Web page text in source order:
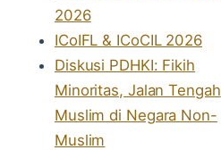
2026
ICoIFL & ICoCIL 2026
Diskusi PDHKI: Fikih
Minoritas, Jalan Tengah
Muslim di Negara Non-
Muslim